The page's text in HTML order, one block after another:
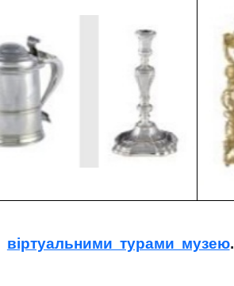
віртуальними турами музею.